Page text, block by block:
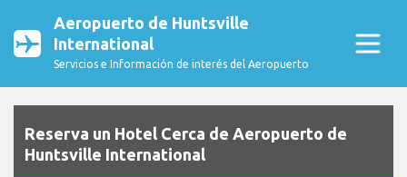
Aeropuerto de Huntsville
International
Servicios e Información de interés del Aeropuerto
Reserva un Hotel Cerca de Aeropuerto de
Huntsville International